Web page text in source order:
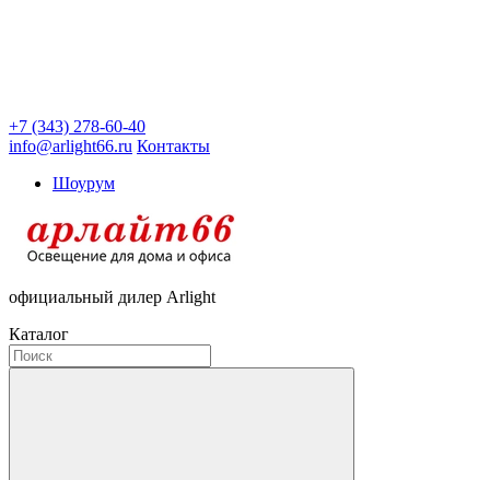
+7 (343) 278-60-40
info@arlight66.ru Контакты
Шоурум
официальный дилер Arlight
Каталог